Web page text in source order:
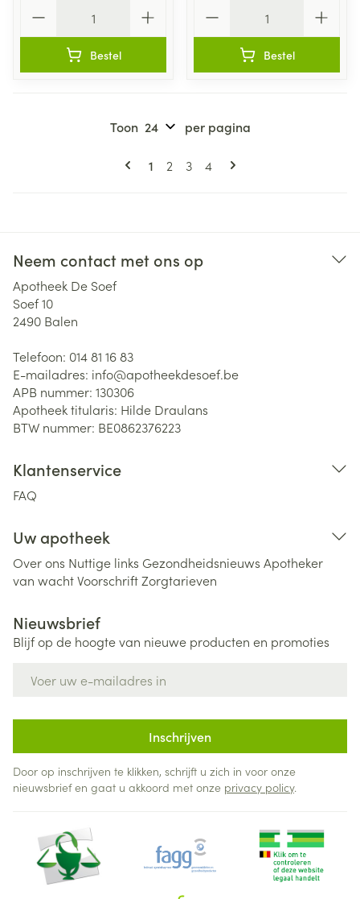
Bestel Bestel
Pagina's
U lees momenteel pagina
1 Pagina
2 Pagina
3 Pagina
4
Toon per pagina
Neem contact met ons op
Apotheek De Soef
Soef 10
2490 Balen
Telefoon: 014 81 16 83
E-mailadres: info@apotheekdesoef.be
APB nummer: 130306
Apotheek titularis: Hilde Draulans
BTW nummer: BE0862376223
Klantenservice
FAQ
Uw apotheek
Over ons Nuttige links Gezondheidsnieuws Apotheker
van wachtVoorschriftZorgtarieven
Nieuwsbrief
Blijf op de hoogte van nieuwe producten en promoties
Inschrijven
Door op inschrijven te klikken, schrijft u zich in voor onze
nieuwsbrief en gaat u akkoord met onze privacy policy.